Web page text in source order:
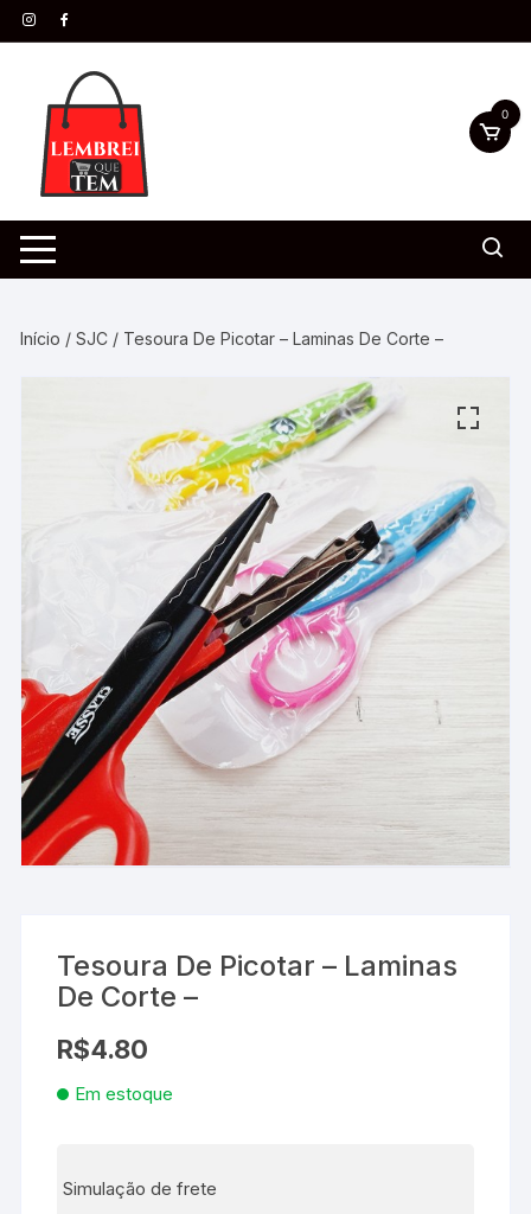
0
Início /SJC / Tesoura De Picotar – Laminas De Corte –
Tesoura De Picotar – Laminas
De Corte –
R$4.80
Em estoque
Simulação de frete